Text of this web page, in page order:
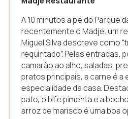
A 10 minutos a pé do Parque
recentemente o Madjé, um
Miguel Silva descreve como
requintado”. Pelas entradas,
camarão ao alho, saladas,
pratos principais, a carne é a
especialidade da casa.
pato, o bife pimenta e a
arroz de marisco é uma boa